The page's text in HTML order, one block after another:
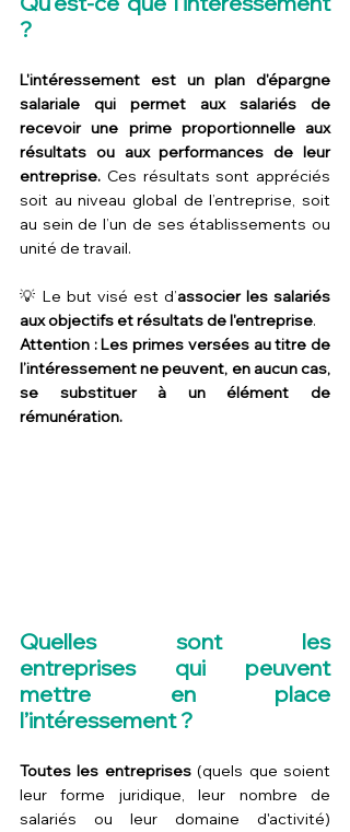
?
L'intéressement est un plan d'épargne
salariale qui permet aux salariés de
recevoir une prime proportionnelle aux
résultats ou aux performances de leur
entreprise. Ces résultats sont appréciés
soit au niveau global de l’entreprise, soit
au sein de l’un de ses établissements ou
unité de travail.
💡 Le but visé est d’associer les salariés
aux objectifs et résultats de l'entreprise.
Attention : Les primes versées au titre de
l’intéressement ne peuvent, en aucun cas,
se substituer à un élément de
rémunération.
Quelles sont les
entreprises qui peuvent
mettre en place
l’intéressement ?
Toutes les entreprises (quels que soient
leur forme juridique, leur nombre de
salariés ou leur domaine d'activité)